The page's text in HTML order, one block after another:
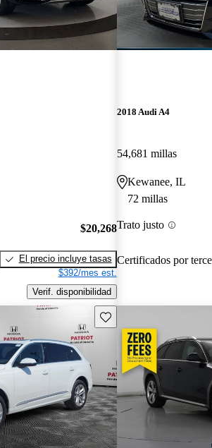
$20,268
El precio incluye tasas
$392/mes est.
Verif. disponibilidad
2018 Audi A4
54,681 millas
Kewanee, IL
72 millas
Trato justo
Certificados por
Guarda este Aviso